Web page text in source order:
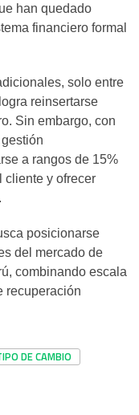
han quedado
financiero formal
solo entre
reinsertarse
Sin embargo, con
a rangos de 15%
cliente y ofrecer
posicionarse
del mercado de
combinando escala
recuperación
DE CAMBIO